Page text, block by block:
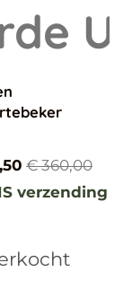
€ 360,00
verzending